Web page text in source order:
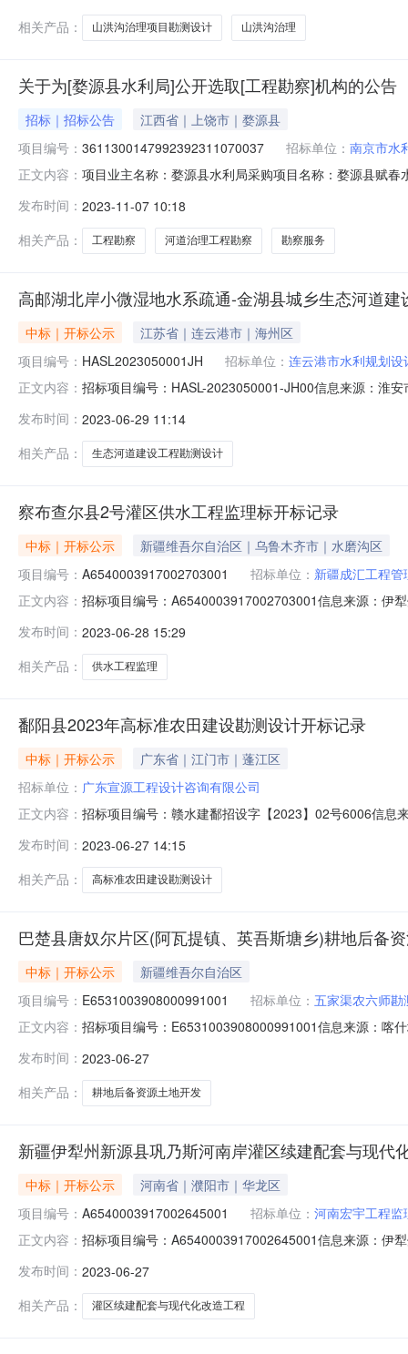
30（个工作日）资质要求：
相关产品：
山洪沟治理项目勘测设计 山洪沟治理
关于为[婺源县水利局]公开选取[工程勘察]机构的公告
招标｜招标公告
江西省｜上饶市｜婺源县
项目编号： 3611300147992392311070037 招标单位： 南京市水
正文内容： 项目业主名称：婺源县水利局采购项目名称：婺源县赋
同时间：3（个工作日）合同备案时间：5（个工作日）
电勘察设计咨询有限公司,水发规划设计
发布时间： 2023-11-07 10:18
相关产品：
工程勘察 河道治理工程勘察 勘察服务
高邮湖北岸小微湿地水系疏通-金湖县城乡生态河道
中标｜开标公示
江苏省｜连云港市｜海州区
项目编号： HASL2023050001JH 招标单位： 连云港市水利规划
正文内容： 招标项目编号：HASL-2023050001-JH00信息来源：淮
目负责人:张应奎;报价:93.00元/%;工期:100日历天;质量
发布时间： 2023-06-29 11:14
相关产品：
生态河道建设工程勘测设计
察布查尔县2号灌区供水工程监理标开标记录
中标｜开标公示
新疆维吾尔自治区｜乌鲁木齐市｜水磨沟区
项目编号： A6540003917002703001 招标单位： 新疆成汇工程
正文内容： 招标项目编号：A6540003917002703001信息来源：伊
工期:日历天;质量要求:;保证金金额:0.00元,投标文件递交
发布时间： 2023-06-28 15:29
相关产品：
供水工程监理
鄱阳县2023年高标准农田建设勘测设计开标记录
中标｜开标公示
广东省｜江门市｜蓬江区
招标单位： 广东宣源工程设计咨询有限公司
正文内容： 招标项目编号：赣水建鄱招设字【2023】02号6006信息
历天;质量要求:;保证金金额:0.00元,投标文件递交时间:未
发布时间： 2023-06-27 14:15
相关产品：
高标准农田建设勘测设计
巴楚县唐奴尔片区(阿瓦提镇、英吾斯塘乡)耕地后备
中标｜开标公示
新疆维吾尔自治区
项目编号： E6531003908000991001 招标单位： 五家渠农六师
正文内容： 招标项目编号：E6531003908000991001信息来源：喀
目负责人:邹伟;报价:0.00元/%;工期:日历天;质量要求:;保
发布时间： 2023-06-27
相关产品：
耕地后备资源土地开发
新疆伊犁州新源县巩乃斯河南岸灌区续建配套与现代
中标｜开标公示
河南省｜濮阳市｜华龙区
项目编号： A6540003917002645001 招标单位： 河南宏宇工程
正文内容： 招标项目编号：A6540003917002645001信息来源：伊
有限公司;项目负责人:朱良才;报价:0.00元/%;工期:日历
发布时间： 2023-06-27
相关产品：
灌区续建配套与现代化改造工程